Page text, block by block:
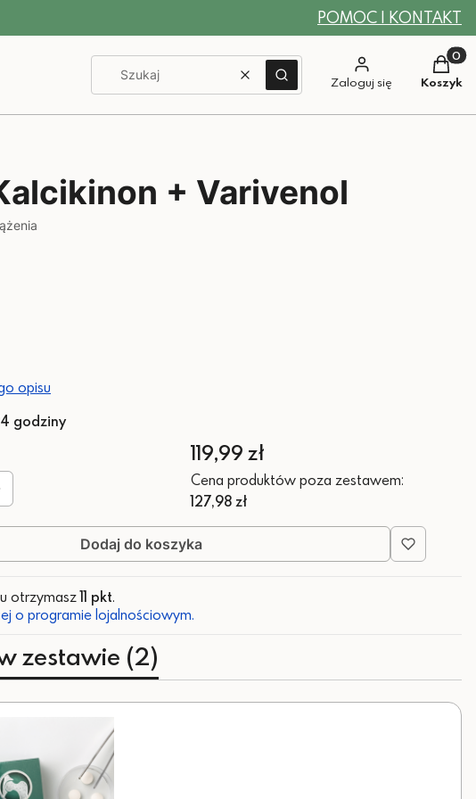
POMOC I KONTAKT
WyczyśćSzukaj Zaloguj się Koszyk
+ Varivenol
opisu
godziny
Cena
119,99 zł
Cena produktów poza zestawem:
127,98 zł
Dodaj do koszyka
otrzymasz11 pkt.
o programie lojalnościowym.
zestawie (2)